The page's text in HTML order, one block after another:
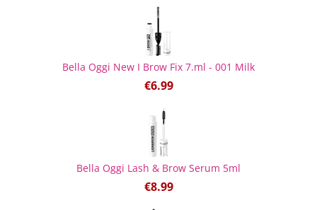
Bella Oggi New I Brow Fix 7.ml - 001 Milk
€6.99
Bella Oggi Lash & Brow Serum 5ml
€8.99